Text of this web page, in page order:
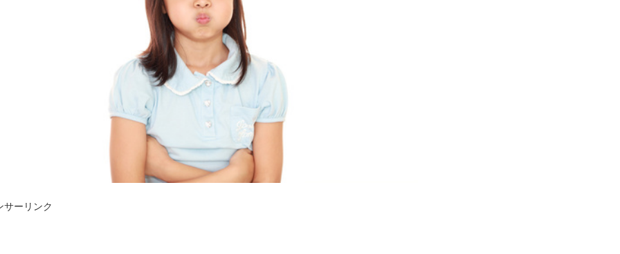
サーリンク